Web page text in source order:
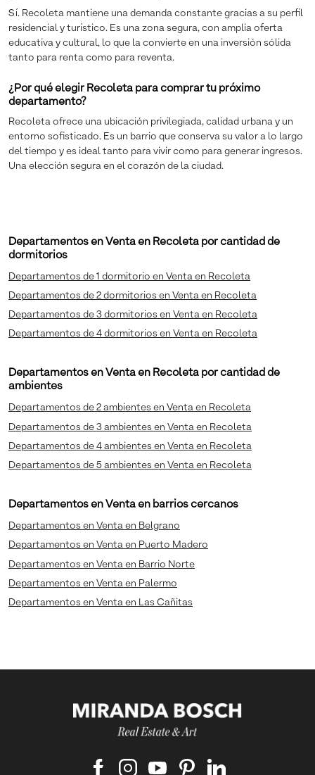
Sí. Recoleta mantiene una demanda constante gracias a su perfil
residencial y turístico. Es una zona segura, con amplia oferta
educativa y cultural, lo que la convierte en una inversión sólida
tanto para renta como para reventa.
¿Por qué elegir Recoleta para comprar tu próximo
departamento?
Recoleta ofrece una ubicación privilegiada, calidad urbana y un
entorno sofisticado. Es un barrio que conserva su valor a lo largo
del tiempo y es ideal tanto para vivir como para generar ingresos.
Una elección segura en el corazón de la ciudad.
Departamentos en Venta en Recoleta por cantidad de
dormitorios
Departamentos de 1 dormitorio en Venta en Recoleta
Departamentos de 2 dormitorios en Venta en Recoleta
Departamentos de 3 dormitorios en Venta en Recoleta
Departamentos de 4 dormitorios en Venta en Recoleta
Departamentos en Venta en Recoleta por cantidad de
ambientes
Departamentos de 2 ambientes en Venta en Recoleta
Departamentos de 3 ambientes en Venta en Recoleta
Departamentos de 4 ambientes en Venta en Recoleta
Departamentos de 5 ambientes en Venta en Recoleta
Departamentos en Venta en barrios cercanos
Departamentos en Venta en Belgrano
Departamentos en Venta en Puerto Madero
Departamentos en Venta en Barrio Norte
Departamentos en Venta en Palermo
Departamentos en Venta en Las Cañitas